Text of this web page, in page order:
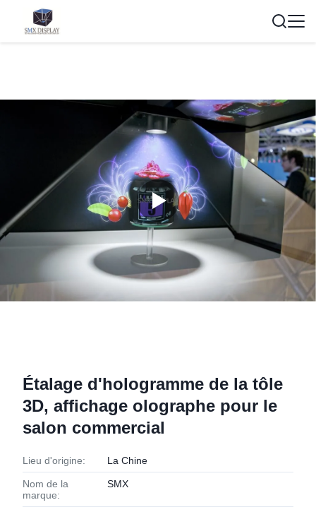
Étalage d'hologramme de la tôle
3D, affichage olographe pour le
salon commercial
Lieu d'origine: La Chine
Nom de la
marque:
SMX